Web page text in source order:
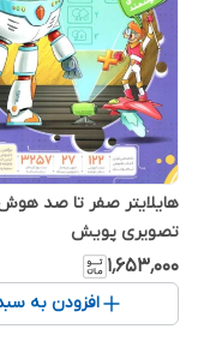
هایلایتر صفر تا صد
تصویری پویش
۱٬۶۵۳٬۰۰۰
افزودن به